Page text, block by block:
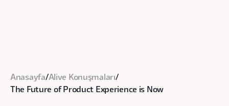
Anasayfa/Alive Konuşmaları/
The Future of Product Experience is Now